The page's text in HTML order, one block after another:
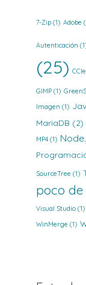
7-Zip (1) Adobe
Autenticación
(25)
GIMP (1)
Imagen (1)
MariaDB (2)
MP4 (1)
SourceTree (1)
poco
Visual Studio (1)
WinMerge (1)